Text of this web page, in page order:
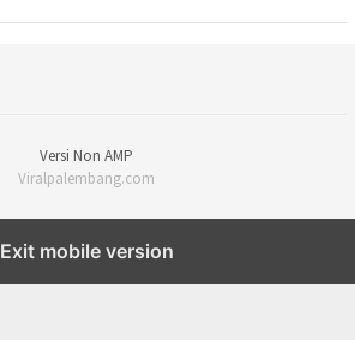
Versi Non AMP
Viralpalembang.com
Exit mobile version